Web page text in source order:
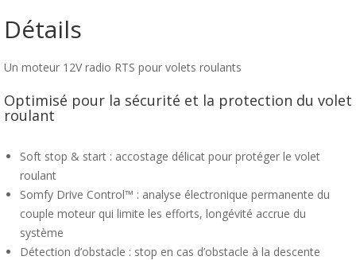
Détails
Un moteur 12V radio RTS pour volets roulants
Optimisé pour la sécurité et la protection du volet
roulant
Soft stop & start : accostage délicat pour protéger le volet
roulant
Somfy Drive Control™ : analyse électronique permanente du
couple moteur qui limite les efforts, longévité accrue du
système
Détection d’obstacle : stop en cas d’obstacle à la descente